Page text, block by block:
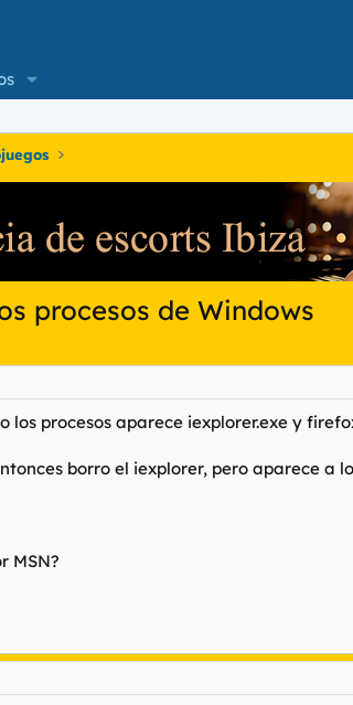
procesos de Windows
los procesos aparece iexplorer.exe y
borro el iexplorer, pero aparece a
MSN?